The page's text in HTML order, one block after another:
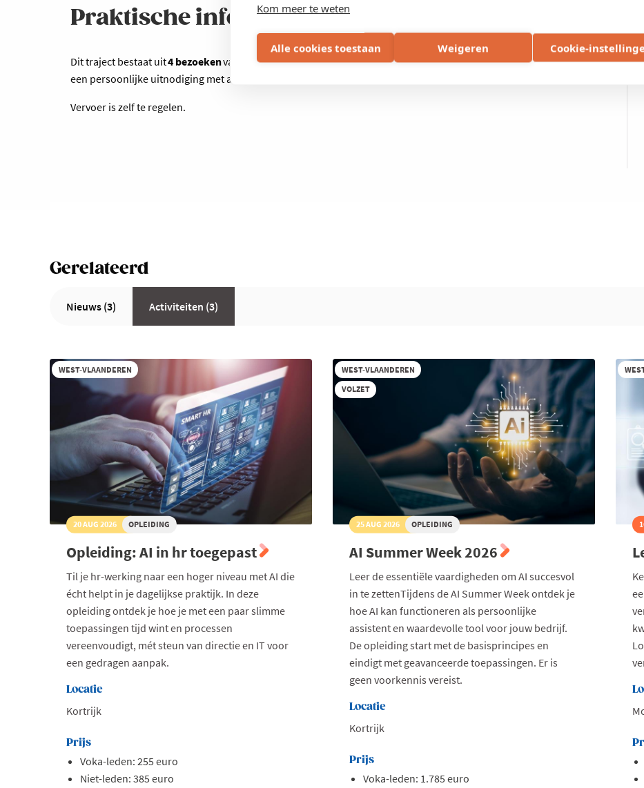
Kom meer te weten
Alle cookies toestaan Weigeren Cookie-
Praktische info
Dit traject bestaat uit4 bezoekenvan telkens4 uur, afgerond met een smakelijke lunch. Je ontvangt vooraf telkens
een persoonlijke uitnodiging met alle details over het bezoek.
Vervoer is zelf te regelen.
Gerelateerd
Nieuws (3) Activiteiten (3)
WEST-VLAANDEREN
20 AUG 2026 OPLEIDING
Opleiding: AI in hr toegepast
Til je hr-werking naar een hoger niveau met AI die
écht helpt in je dagelijkse praktijk. In deze
opleiding ontdek je hoe je met een paar slimme
toepassingen tijd wint en processen
vereenvoudigt, mét steun van directie en IT voor
een gedragen aanpak.
Locatie
Kortrijk
Prijs
Voka-leden: 255 euro
Niet-leden: 385 euro
WEST-VLAANDEREN
VOLZET
25 AUG 2026 OPLEIDING
AI Summer Week 2026
Leer de essentiële vaardigheden om AI succesvol
in te zettenTijdens de AI Summer Week ontdek je
hoe AI kan functioneren als persoonlijke
assistent en waardevolle tool voor jouw bedrijf.
De opleiding start met de basisprincipes en
eindigt met geavanceerde toepassingen. Er is
geen voorkennis vereist.
Locatie
Kortrijk
Prijs
Voka-leden: 1.785 euro